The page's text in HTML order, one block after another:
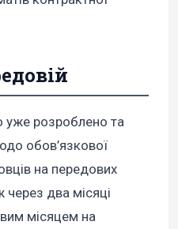
уже розроблено та
обов’язкової
на передових
через два місяці
місяцем на